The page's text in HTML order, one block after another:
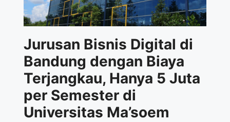
Jurusan Bisnis Digital di
Bandung dengan Biaya
Terjangkau, Hanya 5 Juta
per Semester di
Universitas Ma’soem